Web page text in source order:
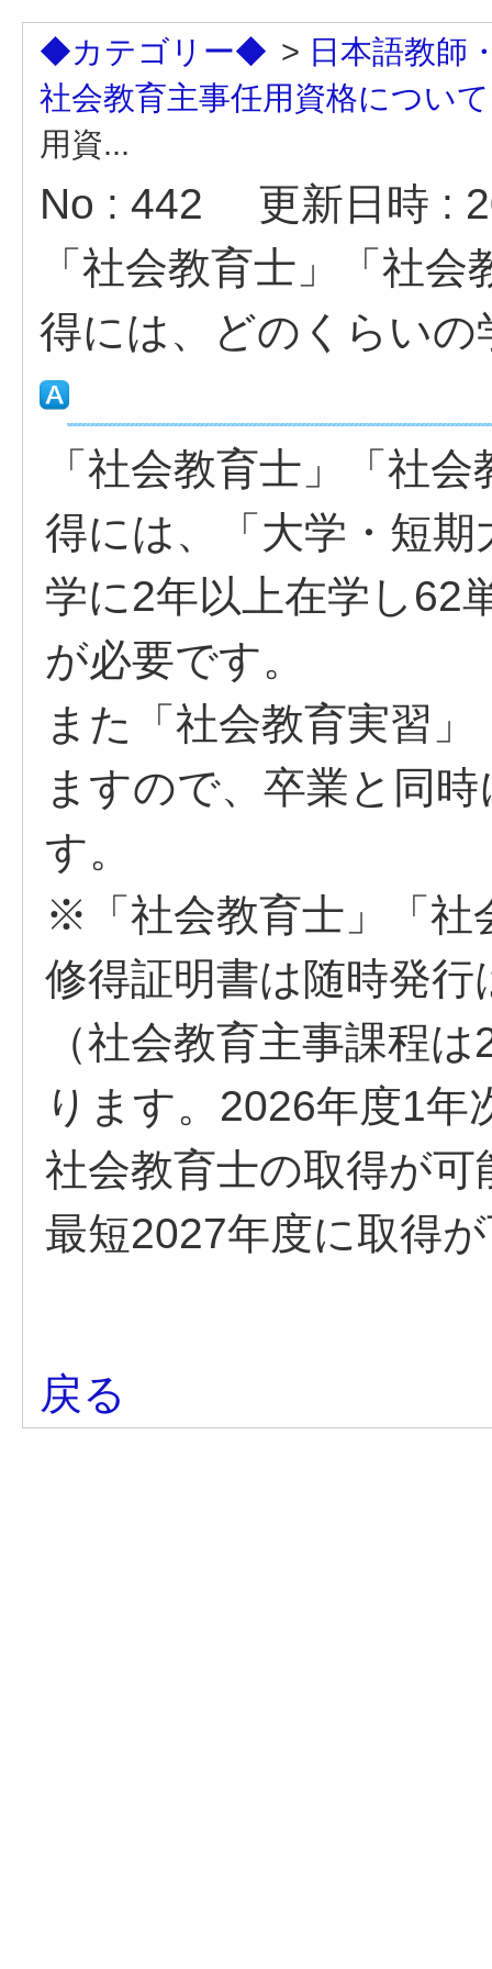
◆カテゴリー◆ > 日本語教師
社会教育主事任用資格について
用資...
No : 442
更新日時 :
「社会教育士」「社
得には、どのくらい
「社会教育士」「社
得には、「大学・短
学に2年以上在学し62
が必要です。
また「社会教育実習
ますので、卒業と同
す。
※「社会教育士」「社
修得証明書は随時発行
（社会教育主事課程
ります。2026年度1年
社会教育士の取得が
最短2027年度に取得
戻る